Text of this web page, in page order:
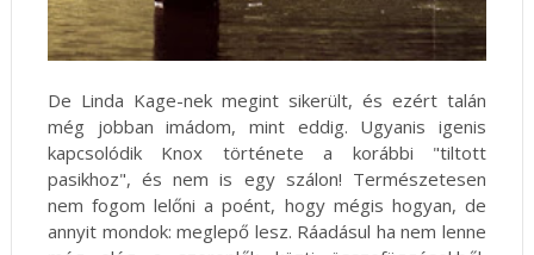
De Linda Kage-nek megint sikerült, és ezért talán
még jobban imádom, mint eddig. Ugyanis igenis
kapcsolódik Knox története a korábbi "tiltott
pasikhoz", és nem is egy szálon! Természetesen
nem fogom lelőni a poént, hogy mégis hogyan, de
annyit mondok: meglepő lesz. Ráadásul ha nem lenne